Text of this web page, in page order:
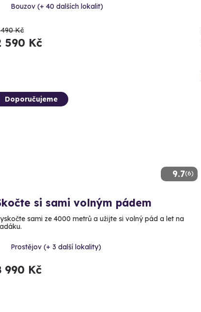
Bouzov (+ 40 dalších lokalit)
Kč
590 Kč
9.7(6)
Doporučujeme
si sami volným pádem
sami ze 4000 metrů a užijte si volný pád a let na
Prostějov (+ 3 další lokality)
990 Kč